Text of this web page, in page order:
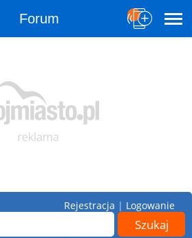
Forum
Rejestracja | Logowanie